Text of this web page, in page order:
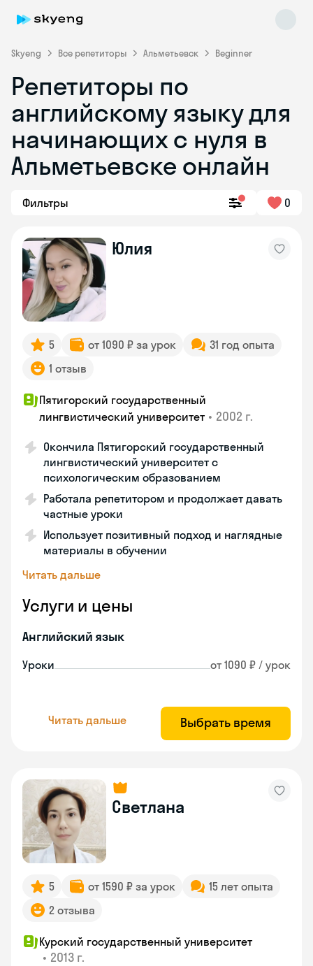
Skyeng Все репетиторы Альметьевск Beginner
Репетиторы по
английскому языку для
начинающих с нуля в
Альметьевске онлайн
Фильтры 0
Юлия
5 от 1090 ₽ за урок
31 год опыта
1 отзыв
Пятигорский государственный
лингвистический университет • 2002 г.
Окончила Пятигорский государственный
лингвистический университет с
психологическим образованием
Работала репетитором и продолжает давать
частные уроки
Использует позитивный подход и наглядные
материалы в обучении
Читать дальше
Услуги и цены
Английский язык
Уроки от 1090 ₽ / урок
Читать дальше Выбрать время
Светлана
5 от 1590 ₽ за урок
15 лет опыта
2 отзыва
Курский государственный университет
• 2013 г.